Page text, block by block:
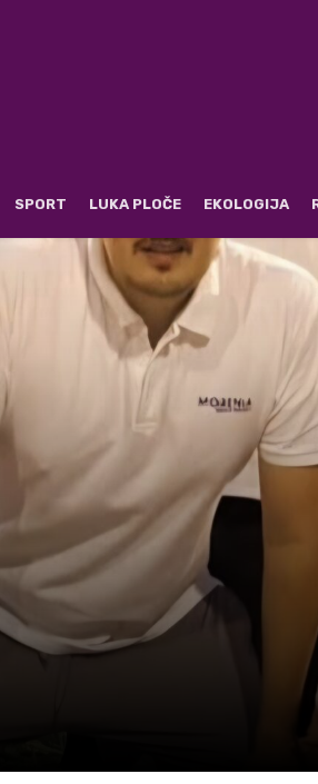
SPORT LUKA PLOČE EKOLOGIJA